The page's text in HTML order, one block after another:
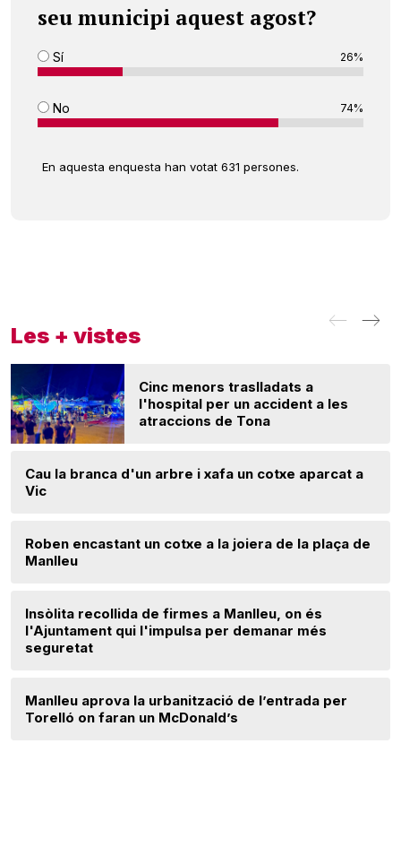
seu municipi aquest agost?
Sí 26%
No 74%
En aquesta enquesta han votat 631 persones.
Les + vistes
Cinc menors traslladats a
l'hospital per un accident a les
atraccions de Tona
Cau la branca d'un arbre i xafa un cotxe aparcat a
Vic
Roben encastant un cotxe a la joiera de la plaça de
Manlleu
Insòlita recollida de firmes a Manlleu, on és
l'Ajuntament qui l'impulsa per demanar més
seguretat
Manlleu aprova la urbanització de l’entrada per
Torelló on faran un McDonald’s